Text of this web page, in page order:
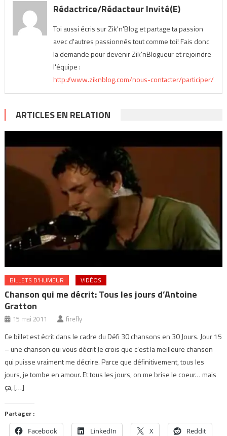
Rédactrice/Rédacteur Invité(e)
Toi aussi écris sur Zik'n'Blog et partage ta passion
avec d'autres passionnés tout comme toi! Fais donc
la demande pour devenir Zik’nBlogueur et rejoindre
l'équipe :
http://www.ziknblog.com/nous-contacter/participer/
ARTICLES EN RELATION
BILLETS D'HUMEUR VIDÉOS
Chanson qui me décrit: Tous les jours d’Antoine
Gratton
15 mai 2011 firefly
Ce billet est écrit dans le cadre du Défi 30 chansons en 30 Jours. Jour 15
– une chanson qui vous décrit Je crois que c’est la meilleure chanson
qui puisse vraiment me décrire. Parce que définitivement, tous les
jours, je tombe en amour. Et tous les jours, on me brise le coeur… mais
ça, […]
Partager :
Facebook LinkedIn X Reddit